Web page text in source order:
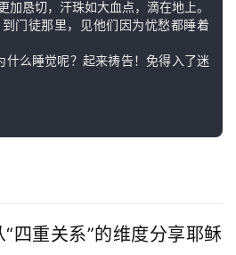
恳切，汗珠如大血点，滴在地上。
门徒那里，见他们因为忧愁都睡着
么睡觉呢？起来祷告！免得入了迷